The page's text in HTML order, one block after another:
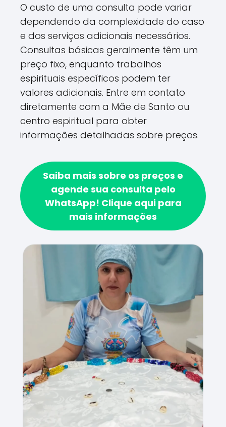
O custo de uma consulta pode variar
dependendo da complexidade do caso
e dos serviços adicionais necessários.
Consultas básicas geralmente têm um
preço fixo, enquanto trabalhos
espirituais específicos podem ter
valores adicionais. Entre em contato
diretamente com a Mãe de Santo ou
centro espiritual para obter
informações detalhadas sobre preços.
Saiba mais sobre os preços e
agende sua consulta pelo
WhatsApp! Clique aqui para
mais informações